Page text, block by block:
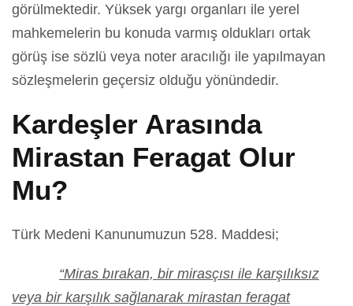
görülmektedir. Yüksek yargı organları ile yerel
mahkemelerin bu konuda varmış oldukları ortak
görüş ise sözlü veya noter aracılığı ile yapılmayan
sözleşmelerin geçersiz olduğu yönündedir.
Kardeşler Arasında
Mirastan Feragat Olur
Mu?
Türk Medeni Kanunumuzun 528. Maddesi;
“Miras bırakan, bir mirasçısı ile karşılıksız
veya bir karşılık sağlanarak mirastan feragat